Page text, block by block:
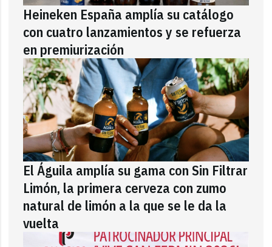
Heineken España amplía su catálogo
con cuatro lanzamientos y se refuerza
en premiurización
El Águila amplía su gama con Sin Filtrar
Limón, la primera cerveza con zumo
natural de limón a la que se le da la
vuelta